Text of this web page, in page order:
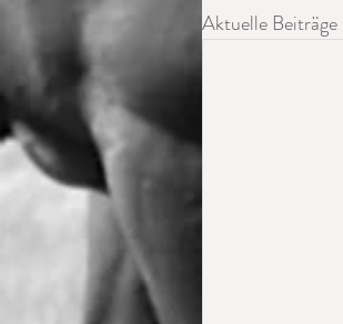
Aktuelle Beiträge